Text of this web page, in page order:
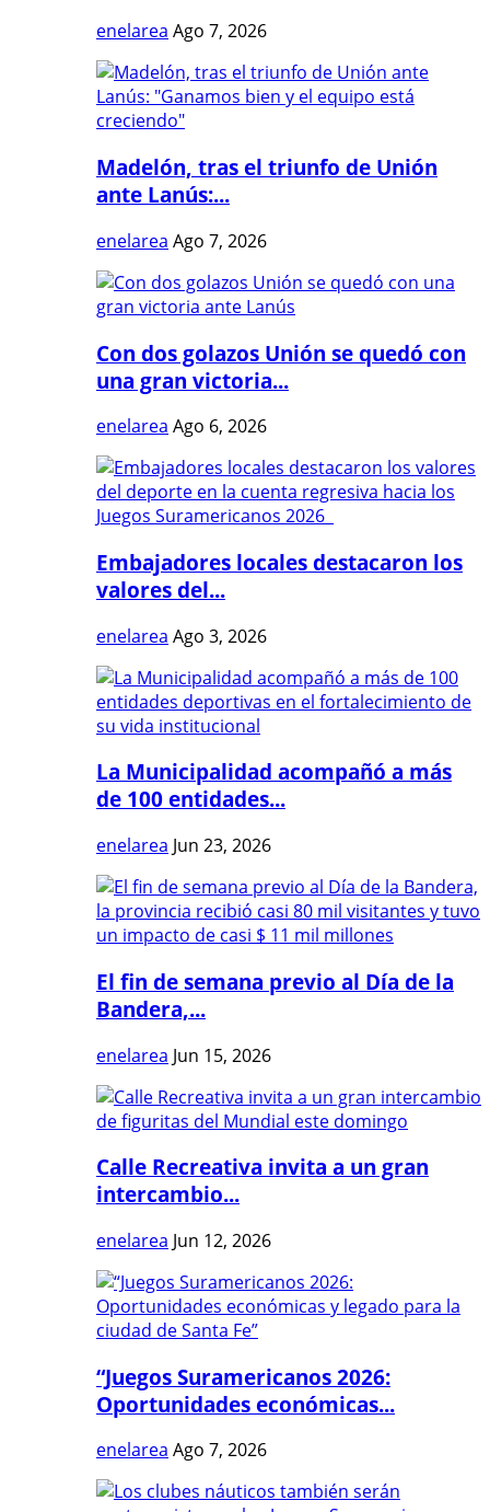
enelarea Ago 7, 2026
Madelón, tras el triunfo de Unión
ante Lanús:...
enelarea Ago 7, 2026
Con dos golazos Unión se quedó con
una gran victoria...
enelarea Ago 6, 2026
Embajadores locales destacaron los
valores del...
enelarea Ago 3, 2026
La Municipalidad acompañó a más
de 100 entidades...
enelarea Jun 23, 2026
El fin de semana previo al Día de la
Bandera,...
enelarea Jun 15, 2026
Calle Recreativa invita a un gran
intercambio...
enelarea Jun 12, 2026
“Juegos Suramericanos 2026:
Oportunidades económicas...
enelarea Ago 7, 2026